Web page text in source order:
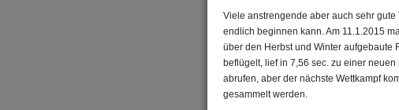
Viele anstrengende aber auch sehr
endlich beginnen kann. Am 11.1.2015
über den Herbst und Winter aufgebaute
beflügelt, lief in 7,56 sec. zu einer
abrufen, aber der nächste Wettkampf
gesammelt werden.